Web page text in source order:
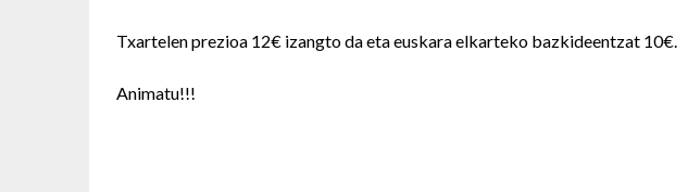
Txartelen prezioa 12€ izangto da eta euskara elkarteko bazkideentzat 10€.
Animatu!!!